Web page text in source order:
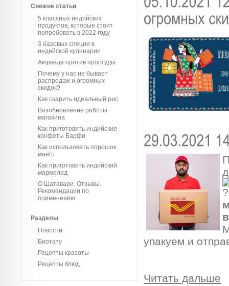
упакуем и
Читать дальше
Свежие статьи
5 классных индийских
продуктов, которые стоит
попробовать в 2022 году
3 базовых специи в
индийской кулинарии
Аюрведа против простуды
Почему у нас не бывает
распродаж и огромных
скидок?
Как сварить идеальный рис
Возобновление работы
магазина
Как приготовить индийские
конфеты Барфи
Как использовать порошок
манго
Как приготовить индийский
мармелад
О Шатавари. Отзывы.
Рекомендации по
применению.
Разделы
Новости
Биотату
Рецепты красоты
Рецепты блюд